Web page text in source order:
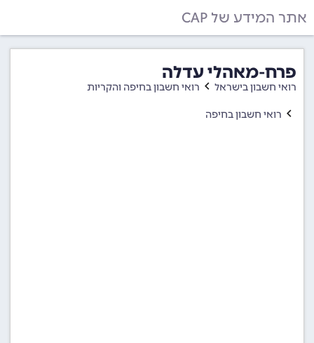
אתר המידע של CAP
פרח-מאהלי עדלה
רואי חשבון בישראל רואי חשבון בחיפה והקריות
רואי חשבון בחיפה